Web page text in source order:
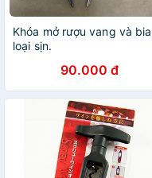
Khóa mở rượu vang và bia
loại sịn.
90.000 đ